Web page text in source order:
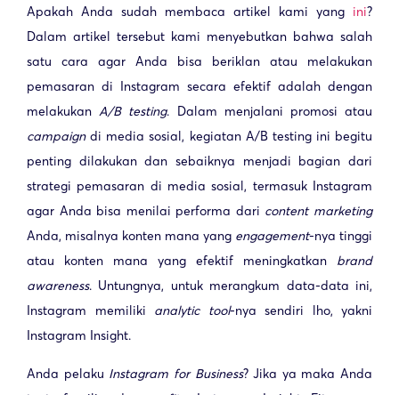
Apakah Anda sudah membaca artikel kami yang ini?
Dalam artikel tersebut kami menyebutkan bahwa salah
satu cara agar Anda bisa beriklan atau melakukan
pemasaran di Instagram secara efektif adalah dengan
melakukan A/B testing. Dalam menjalani promosi atau
campaigndi media sosial, kegiatan A/B testing ini begitu
penting dilakukan dan sebaiknya menjadi bagian dari
strategi pemasaran di media sosial, termasuk Instagram
agar Anda bisa menilai performa dari content marketing
Anda, misalnya konten mana yang engagement-nya tinggi
atau konten mana yang efektif meningkatkan brand
awareness. Untungnya, untuk merangkum data-data ini,
Instagram memiliki analytic tool-nya sendiri lho, yakni
Instagram Insight.
Anda pelaku Instagram for Business? Jika ya maka Anda